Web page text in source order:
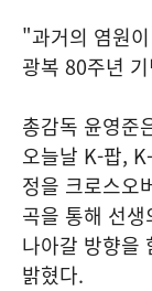
"과거의 염원
광복 80주년
총감독 윤영준
오늘날 K-팝,
정을 크로스오
곡을 통해 선
나아갈 방향을
밝혔다.